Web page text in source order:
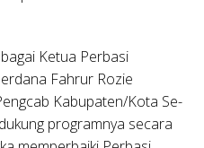
Ketua Perbasi
Fahrur Rozie
Kabupaten/Kota Se-
programnya secara